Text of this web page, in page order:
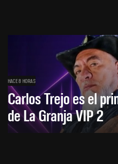
HACE 8 HORAS
Carlos Trejo es el
de La Granja VIP 2